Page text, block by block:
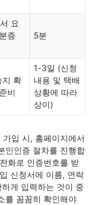
요
증
5분
지 확
비
1-3일 (신청
내용 및 택배
상황에 따라
상이)
입 시, 홈페이지에서
인인증 절차를 진행합
화로 인증번호를 받
신청서에 이름, 연락
게 입력하는 것이 중
를 꼼꼼히 확인해야